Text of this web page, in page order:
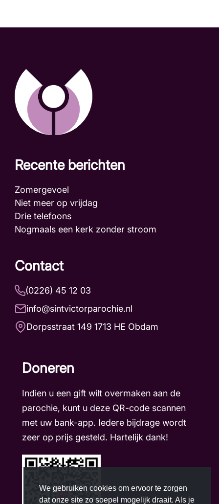
Recente berichten
Zomergevoel
Niet meer op vrijdag
Drie telefoons
Nogmaals een kerk zonder stroom
Contact
(0226) 45 12 03
info@sintvictorparochie.nl
Dorpsstraat 149 1713 HE Obdam
Doneren
Indien u een gift wilt overmaken aan de
parochie, kunt u deze QR-code scannen
met uw bank-app. Iedere bijdrage wordt
zeer op prijs gesteld. Hartelijk dank!
We gebruiken cookies om ervoor te zorgen
dat onze site zo soepel mogelijk draait. Als je